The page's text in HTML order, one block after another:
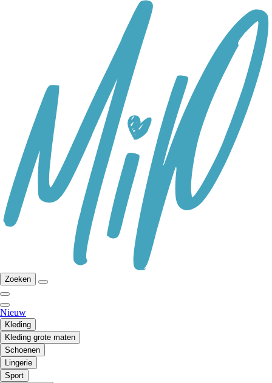
Zoeken
Nieuw
Kleding
Kleding grote maten
Schoenen
Lingerie
Sport